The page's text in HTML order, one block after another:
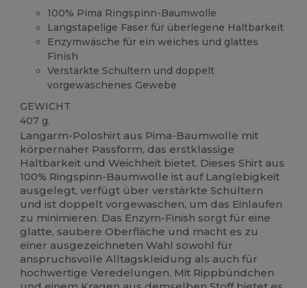
100% Pima Ringspinn-Baumwolle
Langstapelige Faser für überlegene Haltbarkeit
Enzymwäsche für ein weiches und glattes
Finish
Verstärkte Schultern und doppelt
vorgewaschenes Gewebe
GEWICHT
407 g.
Langarm-Poloshirt aus Pima-Baumwolle mit
körpernaher Passform, das erstklassige
Haltbarkeit und Weichheit bietet. Dieses Shirt aus
100% Ringspinn-Baumwolle ist auf Langlebigkeit
ausgelegt, verfügt über verstärkte Schultern
und ist doppelt vorgewaschen, um das Einlaufen
zu minimieren. Das Enzym-Finish sorgt für eine
glatte, saubere Oberfläche und macht es zu
einer ausgezeichneten Wahl sowohl für
anspruchsvolle Alltagskleidung als auch für
hochwertige Veredelungen. Mit Rippbündchen